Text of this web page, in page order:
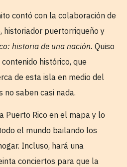
contó con la colaboración de
historiador puertorriqueño y
historia de una nación. Quiso
histórico, que
de esta isla en medio del
no saben casi nada.
Puerto Rico en el mapa y lo
el mundo bailando los
Incluso, hará una
conciertos para que la